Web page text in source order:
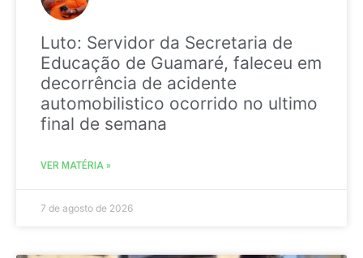
Luto: Servidor da Secretaria de
Educação de Guamaré, faleceu em
decorrência de acidente
automobilistico ocorrido no ultimo
final de semana
VER MATÉRIA »
7 de agosto de 2026